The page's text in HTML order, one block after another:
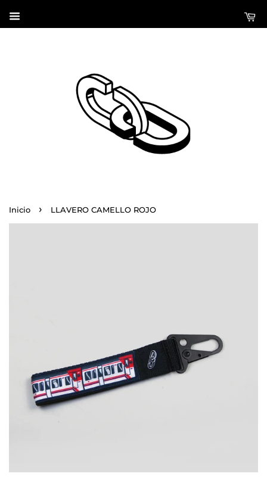
Inicio › LLAVERO CAMELLO ROJO